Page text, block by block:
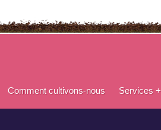
Comment cultivons-nous Services +